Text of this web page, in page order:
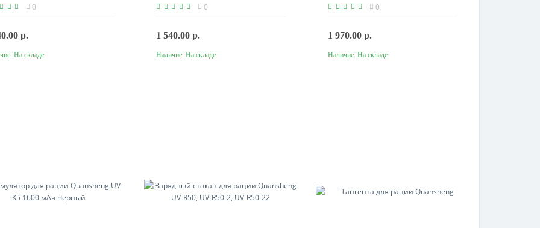
0
р.
В корзину
На складе
0
1 540.00 р.
В корзину
Наличие: На складе
0
1 970.00 р.
В корзину
Наличие: На складе